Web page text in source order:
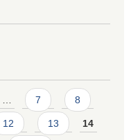
7 8
12 13 14